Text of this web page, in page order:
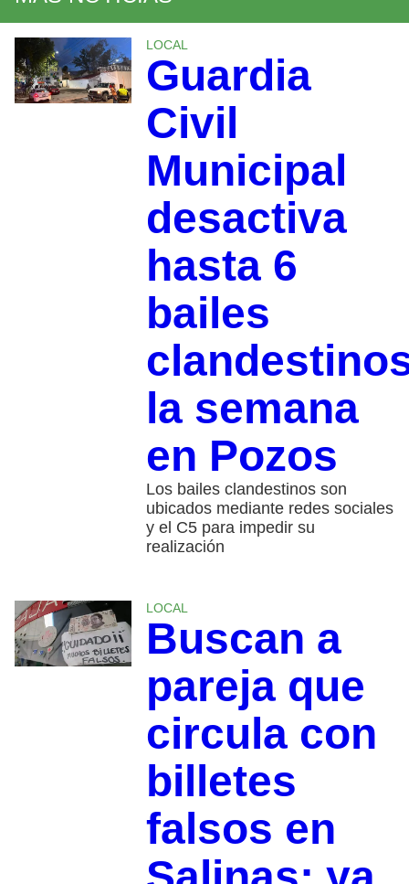
LOCAL
Guardia
Civil
Municipal
desactiva
hasta 6
bailes
la semana
en Pozos
Los bailes clandestinos son
ubicados mediante redes sociales
y el C5 para impedir su
realización
LOCAL
Buscan a
pareja que
circula con
billetes
falsos en